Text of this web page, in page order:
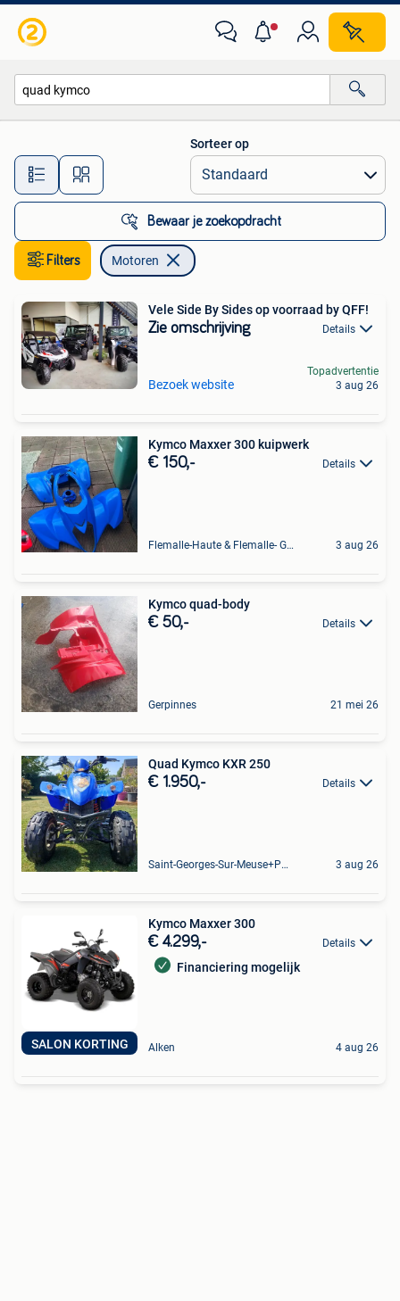
Alle afstanden…
Sorteer op
Bewaar je zoekopdracht
Filters Motoren
Vele Side By Sides op voorraad by QFF!
Zie omschrijving Details
Bezoek website
Topadvertentie
3 aug 26
Kymco Maxxer 300 kuipwerk
€ 150,- Details
Flemalle-Haute & Flemalle- Grande & Partie Awirs 3 aug 26
Kymco quad-body
€ 50,- Details
Gerpinnes 21 mei 26
Quad Kymco KXR 250
€ 1.950,- Details
Saint-Georges-Sur-Meuse+Partie De Hermalle-Sous-Huy 3 aug 26
SALON KORTING
Kymco Maxxer 300
€ 4.299,- Details
Financiering mogelijk
Alken 4 aug 26